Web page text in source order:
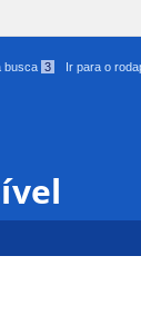
busca 3 Ir para o